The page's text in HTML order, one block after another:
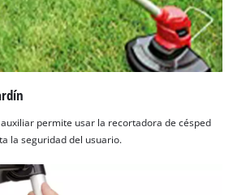
permite usar la recortadora de césped
la seguridad del usuario.